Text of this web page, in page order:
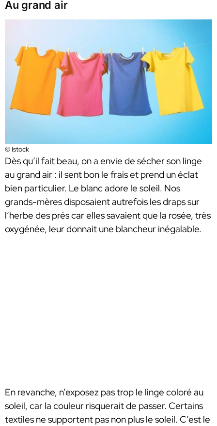
Au grand air
© Istock
Dès qu’il fait beau, on a envie de sécher son linge
au grand air : il sent bon le frais et prend un éclat
bien particulier. Le blanc adore le soleil. Nos
grands-mères disposaient autrefois les draps sur
l’herbe des prés car elles savaient que la rosée, très
oxygénée, leur donnait une blancheur inégalable.
En revanche, n’exposez pas trop le linge coloré au
soleil, car la couleur risquerait de passer. Certains
textiles ne supportent pas non plus le soleil. C’est le